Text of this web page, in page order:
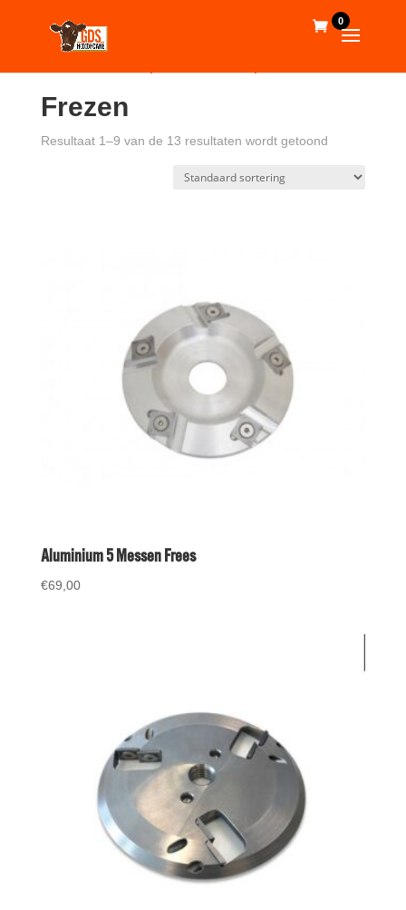
0
Frezen
Resultaat 1–9 van de 13 resultaten wordt getoond
Aluminium 5 Messen Frees
€69,00